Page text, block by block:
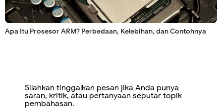
Apa Itu Prosesor ARM? Perbedaan, Kelebihan, dan Contohnya
Silahkan tinggalkan pesan jika Anda punya
saran, kritik, atau pertanyaan seputar topik
pembahasan.